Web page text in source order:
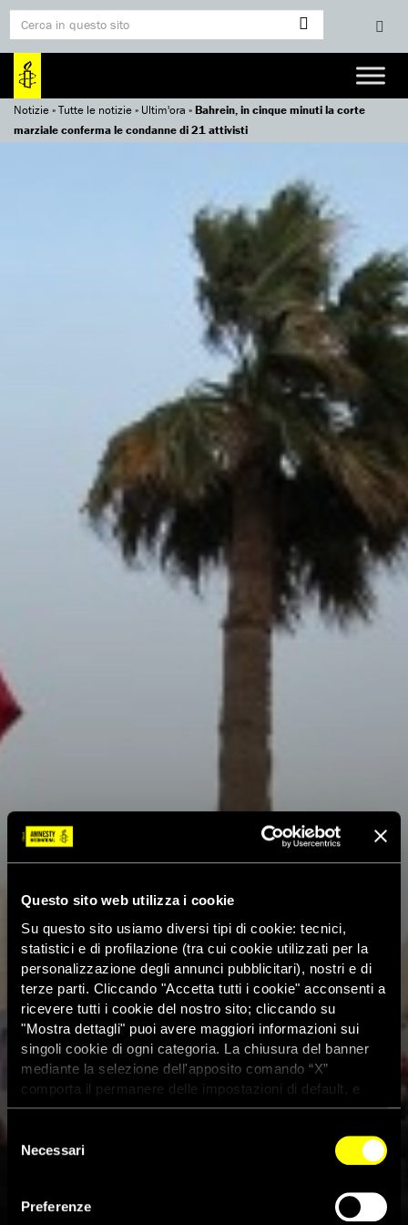
Questo sito web utilizza i cookie
Su questo sito usiamo diversi tipi di cookie: tecnici,
statistici e di profilazione (tra cui cookie utilizzati per la
personalizzazione degli annunci pubblicitari), nostri e di
terze parti. Cliccando "Accetta tutti i cookie" acconsenti a
ricevere tutti i cookie del nostro sito; cliccando su
"Mostra dettagli" puoi avere maggiori informazioni sui
singoli cookie di ogni categoria. La chiusura del banner
mediante la selezione dell'apposito comando “X”
comporta il permanere delle impostazioni di default, e
dunque la continuazione della navigazione con i cookie
dei cookie attivi sul sito clicca
delNecessari
Preferenze
Notizie»Tutte le notizie» Ultim'ora »Bahrein, in cinque minuti la corte
marziale conferma le condanne di 21 attivisti
Bahrein, in cinque minuti la